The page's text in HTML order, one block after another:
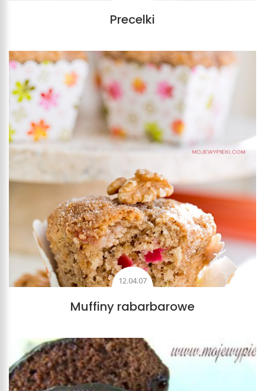
Precelki
12.04.07
Muffiny rabarbarowe